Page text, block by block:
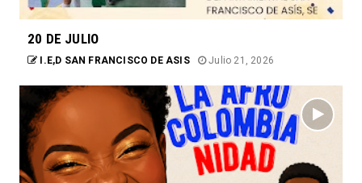
20 DE JULIO
I.E,D SAN FRANCISCO DE ASIS Julio 21, 2026